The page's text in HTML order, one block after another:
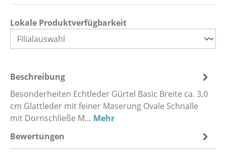
Lokale Produktverfügbarkeit
Beschreibung
Besonderheiten Echtleder Gürtel Basic Breite ca. 3,0
cm Glattleder mit feiner Maserung Ovale Schnalle
mit Dornschließe M… Mehr
Bewertungen